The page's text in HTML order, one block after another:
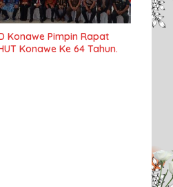
Konawe Pimpin Rapat
Konawe Ke 64 Tahun.